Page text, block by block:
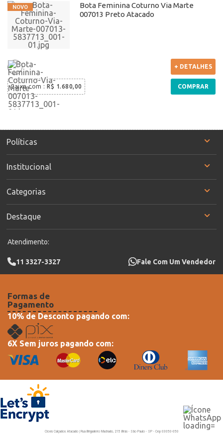
Bota Feminina Coturno Via Marte
007013 Preto Atacado
Caixa com : R$ 1.680,00
+ DETALHES
COMPRAR
Políticas
Institucional
Categorias
Destaque
Atendimento:
11 3327-3327 Fale Com Um Vendedor
Formas de
Pagamento
10% de Desconto pagando com:
6X Sem juros pagando com:
Clovis Calçados Atacado | Rua Brigadeiro Machado, 215 Brás - São Paulo - SP - Cep 03050-050